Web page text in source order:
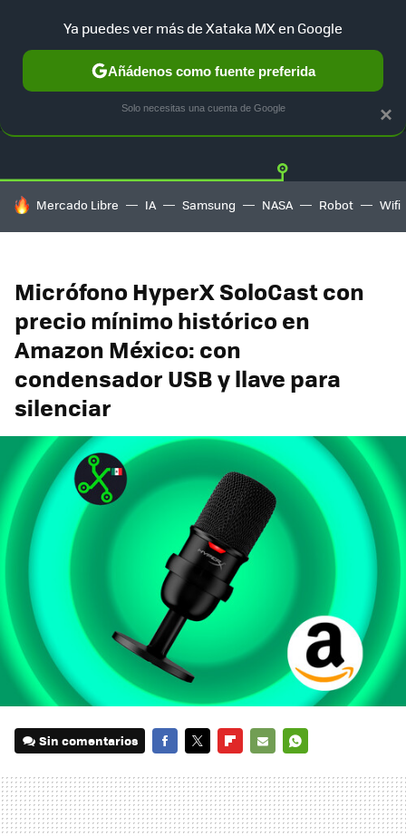
GUÍA DE COMPRAS MERCADO LIBRE
HOY SE HABLA DE
Mercado Libre IA Samsung NASA Robot Wifi
Micrófono HyperX SoloCast con
precio mínimo histórico en
Amazon México: con
condensador USB y llave para
silenciar
Sin comentarios
MAIL
×
Ya puedes ver más de Xataka MX en Google
Añádenos como fuente preferida
Solo necesitas una cuenta de Google